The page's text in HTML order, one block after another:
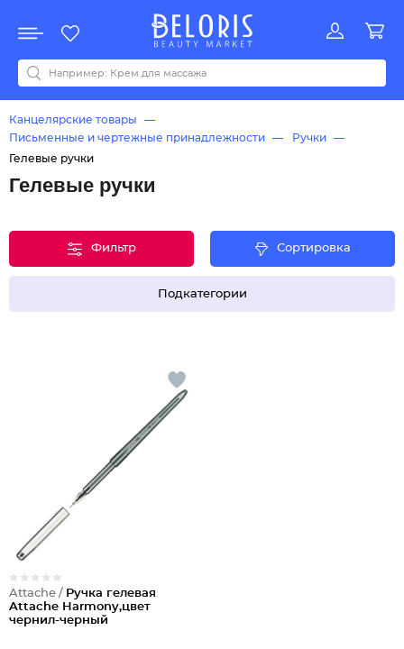
Акции
Все бренды
0-9ABCDEFGHIJKLMNOPQRSTUVWYZАБВДЗИМОКЛНПРСТУФ
Канцелярские товары
Письменные и чертежные принадлежности
Ручки
Гелевые ручки
Гелевые ручки
Фильтр Сортировка
Подкатегории
Attache / Ручка гелевая
Attache Harmony,цвет
чернил-черный